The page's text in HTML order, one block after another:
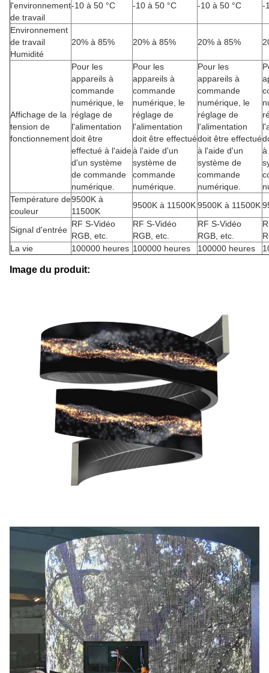
l'environnement
de travail
-10 à 50 °C -10 à 50 °C -10 à 50 °C -
Environnement
de travail
Humidité
20% à 85% 20% à 85% 20% à 85%
Affichage de la
tension de
fonctionnement
Pour les
appareils à
commande
numérique, le
réglage de
l'alimentation
doit être
effectué à l'aide
d'un système
de commande
numérique.
Pour les
appareils à
commande
numérique, le
réglage de
l'alimentation
doit être effectué
à l'aide d'un
système de
commande
numérique.
Pour les
appareils à
commande
numérique, le
réglage de
l'alimentation
doit être effectué
à l'aide d'un
système de
commande
numérique.
à
Température de
couleur
9500K à
11500K
9500K à 11500K9500K à 11500K
Signal d'entrée
RF S-Vidéo
RGB, etc.
RF S-Vidéo
RGB, etc.
RF S-Vidéo
RGB, etc.
La vie
100000 heures 100000 heures 100000 heures
Image du produit: